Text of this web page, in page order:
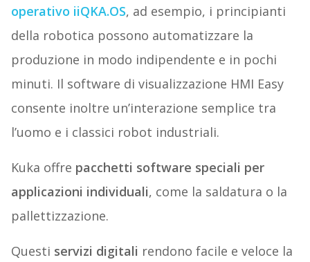
operativo iiQKA.OS, ad esempio, i principianti
della robotica possono automatizzare la
produzione in modo indipendente e in pochi
minuti. Il software di visualizzazione HMI Easy
consente inoltre un’interazione semplice tra
l’uomo e i classici robot industriali.
Kuka offre pacchetti software speciali per
applicazioni individuali, come la saldatura o la
pallettizzazione.
Questi servizi digitali rendono facile e veloce la